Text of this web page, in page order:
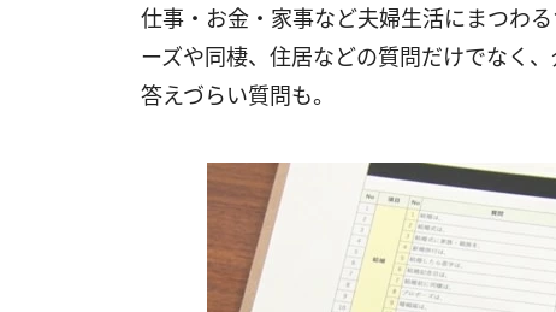
仕事・お金・家事など夫婦生活にまつわ
ーズや同棲、住居などの質問だけでなく
答えづらい質問も。